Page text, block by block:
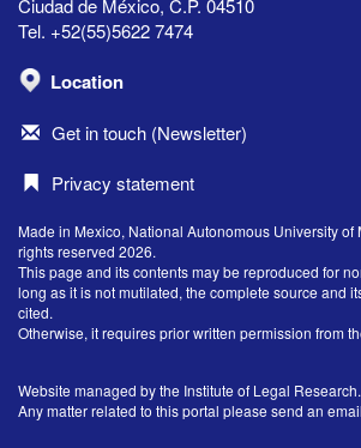
Tel. +52(55)5622 7474
Location
Get in touch (Newsletter)
Privacy statement
Made in Mexico, National Autonomous University of
rights reserved 2026.
This page and its contents may be reproduced for
long as it is not mutilated, the complete source and
cited.
Otherwise, it requires prior written permission from
Website managed by the Institute of Legal Research.
Any matter related to this portal please send an